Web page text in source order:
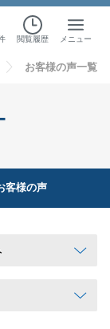
閲覧履歴 メニュー
お客様の声一覧
客様の声